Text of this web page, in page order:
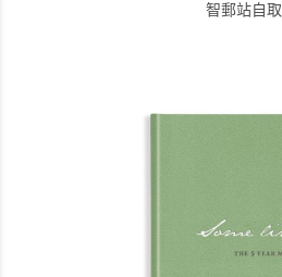
智郵站自取